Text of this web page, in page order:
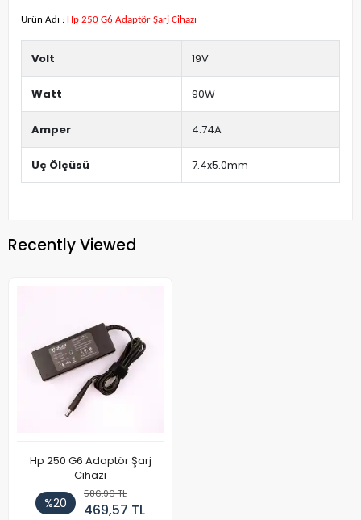
Ürün Adı : Hp 250 G6 Adaptör Şarj Cihazı
Volt 19V
Watt 90W
Amper 4.74A
Uç Ölçüsü 7.4x5.0mm
Recently Viewed
Hp 250 G6 Adaptör Şarj
Cihazı
%20
586,96 TL
469,57 TL